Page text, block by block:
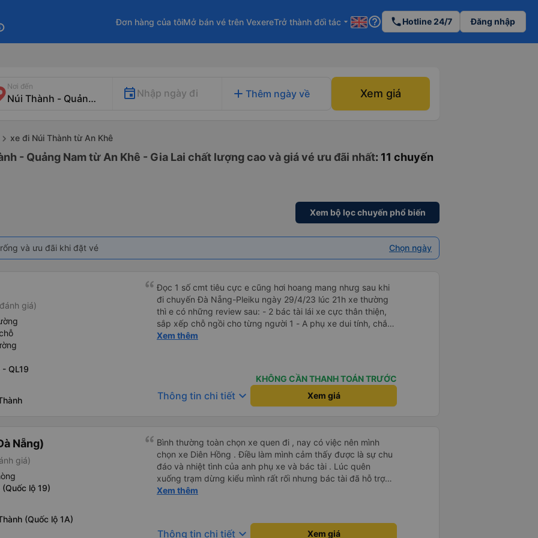
Đơn hàng của tôiMở bán vé trên VexereTrở thành đối tác arrow_drop_down help_outline phoneHotline 24/7 Đăng nhập
Nơi đến
Nhập ngày đi add Thêm ngày về Xem giá
xe đi Núi Thành từ An Khê
- Quảng Nam từ An Khê - Gia Lai chất lượng cao và giá vé ưu đãi nhất: 11 chuyến
Xem bộ lọc chuyến phổ biến
và ưu đãi khi đặt vé Chọn ngày
giá)
QL19
Đọc 1 số cmt tiêu cực e cũng hơi hoang mang nhưg sau khi
đi chuyến Đà Nẵng-Pleiku ngày 29/4/23 lúc 21h xe thường
thì e có những review sau: - 2 bác tài lái xe cực thân thiện,
sắp xếp chỗ ngồi cho từng người 1 - A phụ xe dui tính, chắc
cùng tần số nên nói câu nào là cười câu đó - Xe xuất bến
nên cũng k đòi hỏi gì nhìu hơn. Nhưng nhìn chug khá ổn, có
Xem thêm
KHÔNG CẦN THANH TOÁN TRƯỚC
Thông tin chi tiết keyboard_arrow_down Xem giá
Nẵng)
giá)
lộ 19)
(Quốc lộ 1A)
Bình thường toàn chọn xe quen đi , nay có việc nên mình
chọn xe Diên Hồng . Điều làm mình cảm thấy được là sự chu
đáo và nhiệt tình của anh phụ xe và bác tài . Lúc quên
xuống trạm dừng kiểu mình rất rối nhưng bác tài đã hỗ trợ
mình về tận nhà . 10 điểm chất lượng 🥰
Xem thêm
Thông tin chi tiết keyboard_arrow_down Xem giá